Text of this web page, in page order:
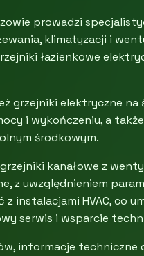
prowadzi
klimatyzacji i
łazienkowe
grzejniki elektryczne
i wykończeniu, a
środkowym.
kanałowe z
z uwzględnieniem
instalacjami HVAC, co
serwis i wsparcie
informacje